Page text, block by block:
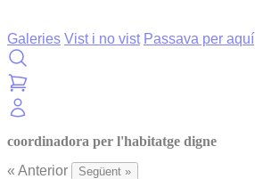
Galeries Vist i no vist Passava per aquí
coordinadora per l'habitatge digne
« Anterior
Següent »